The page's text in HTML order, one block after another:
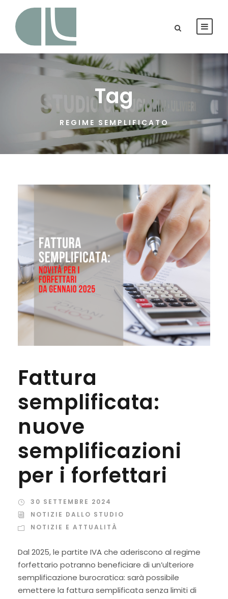
Tag
REGIME SEMPLIFICATO
Fattura
semplificata:
nuove
semplificazioni
per i forfettari
30 SETTEMBRE 2024
NOTIZIE DALLO STUDIO
NOTIZIE E ATTUALITÀ
Dal 2025, le partite IVA che aderiscono al regime
forfettario potranno beneficiare di un’ulteriore
semplificazione burocratica: sarà possibile
emettere la fattura semplificata senza limiti di